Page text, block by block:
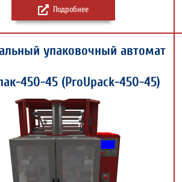
Подробнее
упаковочный автомат
450-45 (ProUpack-450-45)